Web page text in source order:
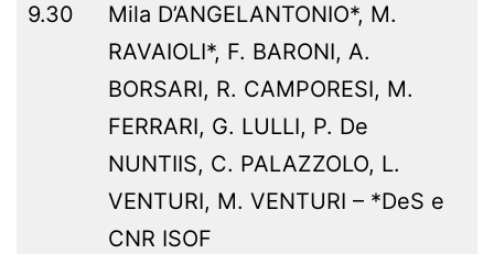
9.30
Mila D’ANGELANTONIO*, M.
RAVAIOLI*, F. BARONI, A.
BORSARI, R. CAMPORESI, M.
FERRARI, G. LULLI, P. De
NUNTIIS, C. PALAZZOLO, L.
VENTURI, M. VENTURI – *DeS e
CNR ISOF